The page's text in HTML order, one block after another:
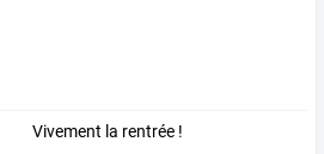
Vivement la rentrée !